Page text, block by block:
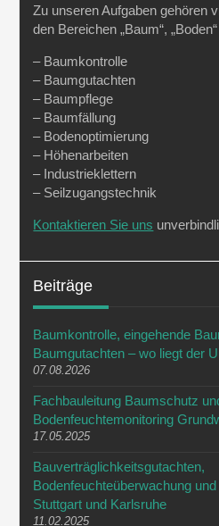
Zu unseren Aufgaben gehören
den Bereichen „Baum“,
– Baumkontrolle
– Baumgutachten
– Baumpflege
– Baumfällung
– Bodenoptimierung
– Höhenarbeiten
– Industrieklettern
– Seilzugangstechnik
Kontaktieren Sie uns
Beiträge
Baumkontrolle, eingehende
Baumgutachten – wo liegt der
07.08.2026
Fachbauleitung Baumschutz
Bodenfeuchtemonitoring
17.05.2025
Bauverträglichkeitsgutachten,
Bodenfeuchteüberwachung
Stuttgart und Karlsruhe
11.02.2025